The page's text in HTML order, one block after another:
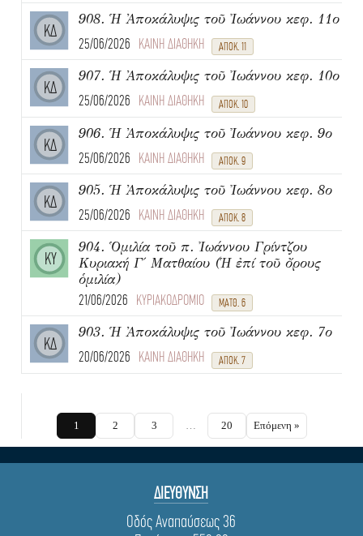
ΚΔ
908. Ἡ Ἀποκάλυψις τοῦ Ἰωάννου κεφ. 11ο
25/06/2026 ΚΑΙΝΗ ΔΙΑΘΗΚΗ ΑΠΟΚ. 11
ΚΔ
907. Ἡ Ἀποκάλυψις τοῦ Ἰωάννου κεφ. 10ο
25/06/2026 ΚΑΙΝΗ ΔΙΑΘΗΚΗ ΑΠΟΚ. 10
ΚΔ
906. Ἡ Ἀποκάλυψις τοῦ Ἰωάννου κεφ. 9ο
25/06/2026 ΚΑΙΝΗ ΔΙΑΘΗΚΗ ΑΠΟΚ. 9
ΚΔ
905. Ἡ Ἀποκάλυψις τοῦ Ἰωάννου κεφ. 8ο
25/06/2026 ΚΑΙΝΗ ΔΙΑΘΗΚΗ ΑΠΟΚ. 8
ΚΥ
904. Ὁμιλία τοῦ π. Ἰωάννου Γρίντζου
Κυριακή Γ΄ Ματθαίου (Ἡ ἐπί τοῦ ὄρους
ὁμιλία)
21/06/2026 ΚΥΡΙΑΚΟΔΡΟΜΙΟ ΜΑΤΘ. 6
ΚΔ
903. Ἡ Ἀποκάλυψις τοῦ Ἰωάννου κεφ. 7ο
20/06/2026 ΚΑΙΝΗ ΔΙΑΘΗΚΗ ΑΠΟΚ. 7
1 2 3 … 20 Επόμενη »
ΔΙΕΥΘΥΝΣΗ
Οδός Αναπαύσεως 36